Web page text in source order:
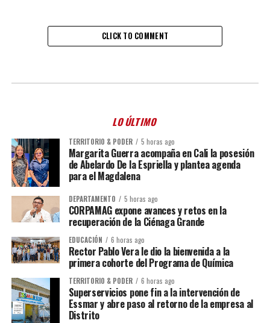
CLICK TO COMMENT
LO ÚLTIMO
TERRITORIO & PODER 5 horas ago
Margarita Guerra acompaña en Cali la posesión
de Abelardo De la Espriella y plantea agenda
para el Magdalena
DEPARTAMENTO 5 horas ago
CORPAMAG expone avances y retos en la
recuperación de la Ciénaga Grande
EDUCACIÓN 6 horas ago
Rector Pablo Vera le dio la bienvenida a la
primera cohorte del Programa de Química
TERRITORIO & PODER 6 horas ago
Superservicios pone fin a la intervención de
Essmar y abre paso al retorno de la empresa al
Distrito